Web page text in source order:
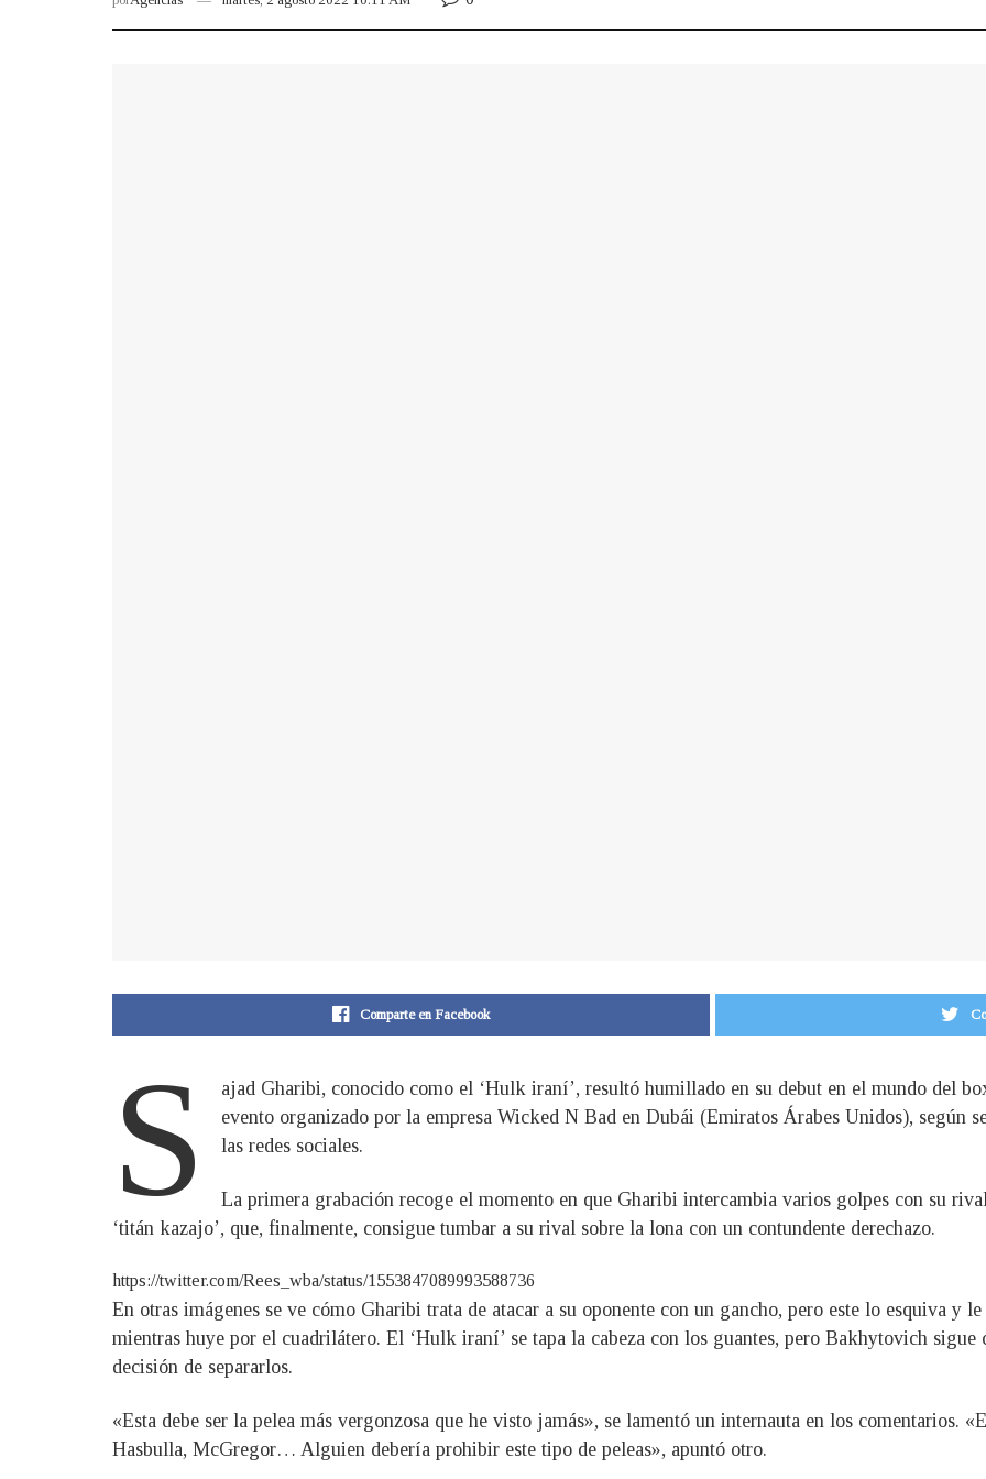
Comparte en Facebook
S
ajad Gharibi, conocido como el ‘Hulk iraní’, resultó humillado en su debut en el mundo del
evento organizado por la empresa Wicked N Bad en Dubái (Emiratos Árabes Unidos), según
las redes sociales.
La primera grabación recoge el momento en que Gharibi intercambia varios golpes con su
‘titán kazajo’, que, finalmente, consigue tumbar a su rival sobre la lona con un contundente derechazo.
https://twitter.com/Rees_wba/status/1553847089993588736
En otras imágenes se ve cómo Gharibi trata de atacar a su oponente con un gancho, pero este lo esquiva y
mientras huye por el cuadrilátero. El ‘Hulk iraní’ se tapa la cabeza con los guantes, pero Bakhytovich
decisión de separarlos.
«Esta debe ser la pelea más vergonzosa que he visto jamás», se lamentó un internauta en los comentarios.
Hasbulla, McGregor… Alguien debería prohibir este tipo de peleas», apuntó otro.